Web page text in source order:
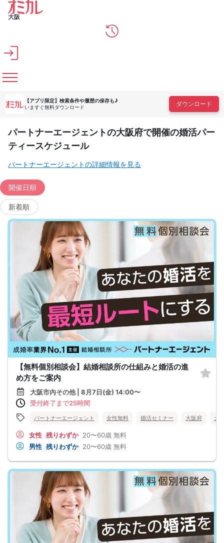
メインコンテンツへスキップ
大阪
【アプリ限定】 検索条件や履歴の保存も♪
いますぐ無料ダウンロード
ダウンロード
パートナーエージェントの大阪府で開催の婚活パー
ティースケジュール
パートナーエージェントの詳細情報を見る
開催日順
新着順
【無料個別相談会】結婚相談所の仕組みと婚活の進
め方をご案内
大阪市内その他 | 8月7日(金) 14:00〜
受付終了まで25時間
パートナーエージェント 女性無料 婚活セミナー 大阪府 大
女性 残りわずか 20〜60歳 無料
男性 残りわずか 20〜60歳 無料